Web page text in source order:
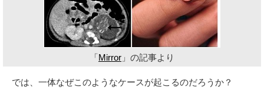
「Mirror 」の記事より
では、一体なぜこのようなケースが起こるのだろうか？